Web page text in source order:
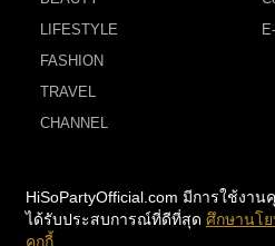
LIFESTYLE
FASHION
TRAVEL
CHANNEL
HiSoPartyOfficial.com มีการใช้งา
ได้รับประสบการณ์ที่ดีที่สุด ศึกษานโย
คุกกี้